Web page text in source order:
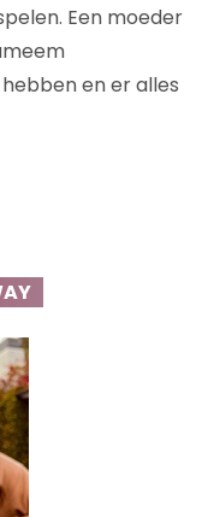
Een moeder
en er alles